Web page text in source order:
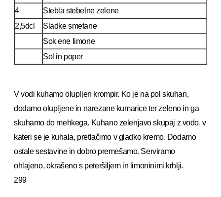
4
Stebla stebelne zelene
2,5dcl
Sladke smetane
Sok ene limone
Sol in poper
V vodi kuhamo olupljen krompir. Ko je na pol skuhan,
dodamo olupljene in narezane kumarice ter zeleno in ga
skuhamo do mehkega. Kuhano zelenjavo skupaj z vodo, v
kateri se je kuhala, pretlačimo v gladko kremo. Dodamo
ostale sestavine in dobro premešamo. Serviramo
ohlajeno, okrašeno s peteršiljem in limoninimi krhlji.
299